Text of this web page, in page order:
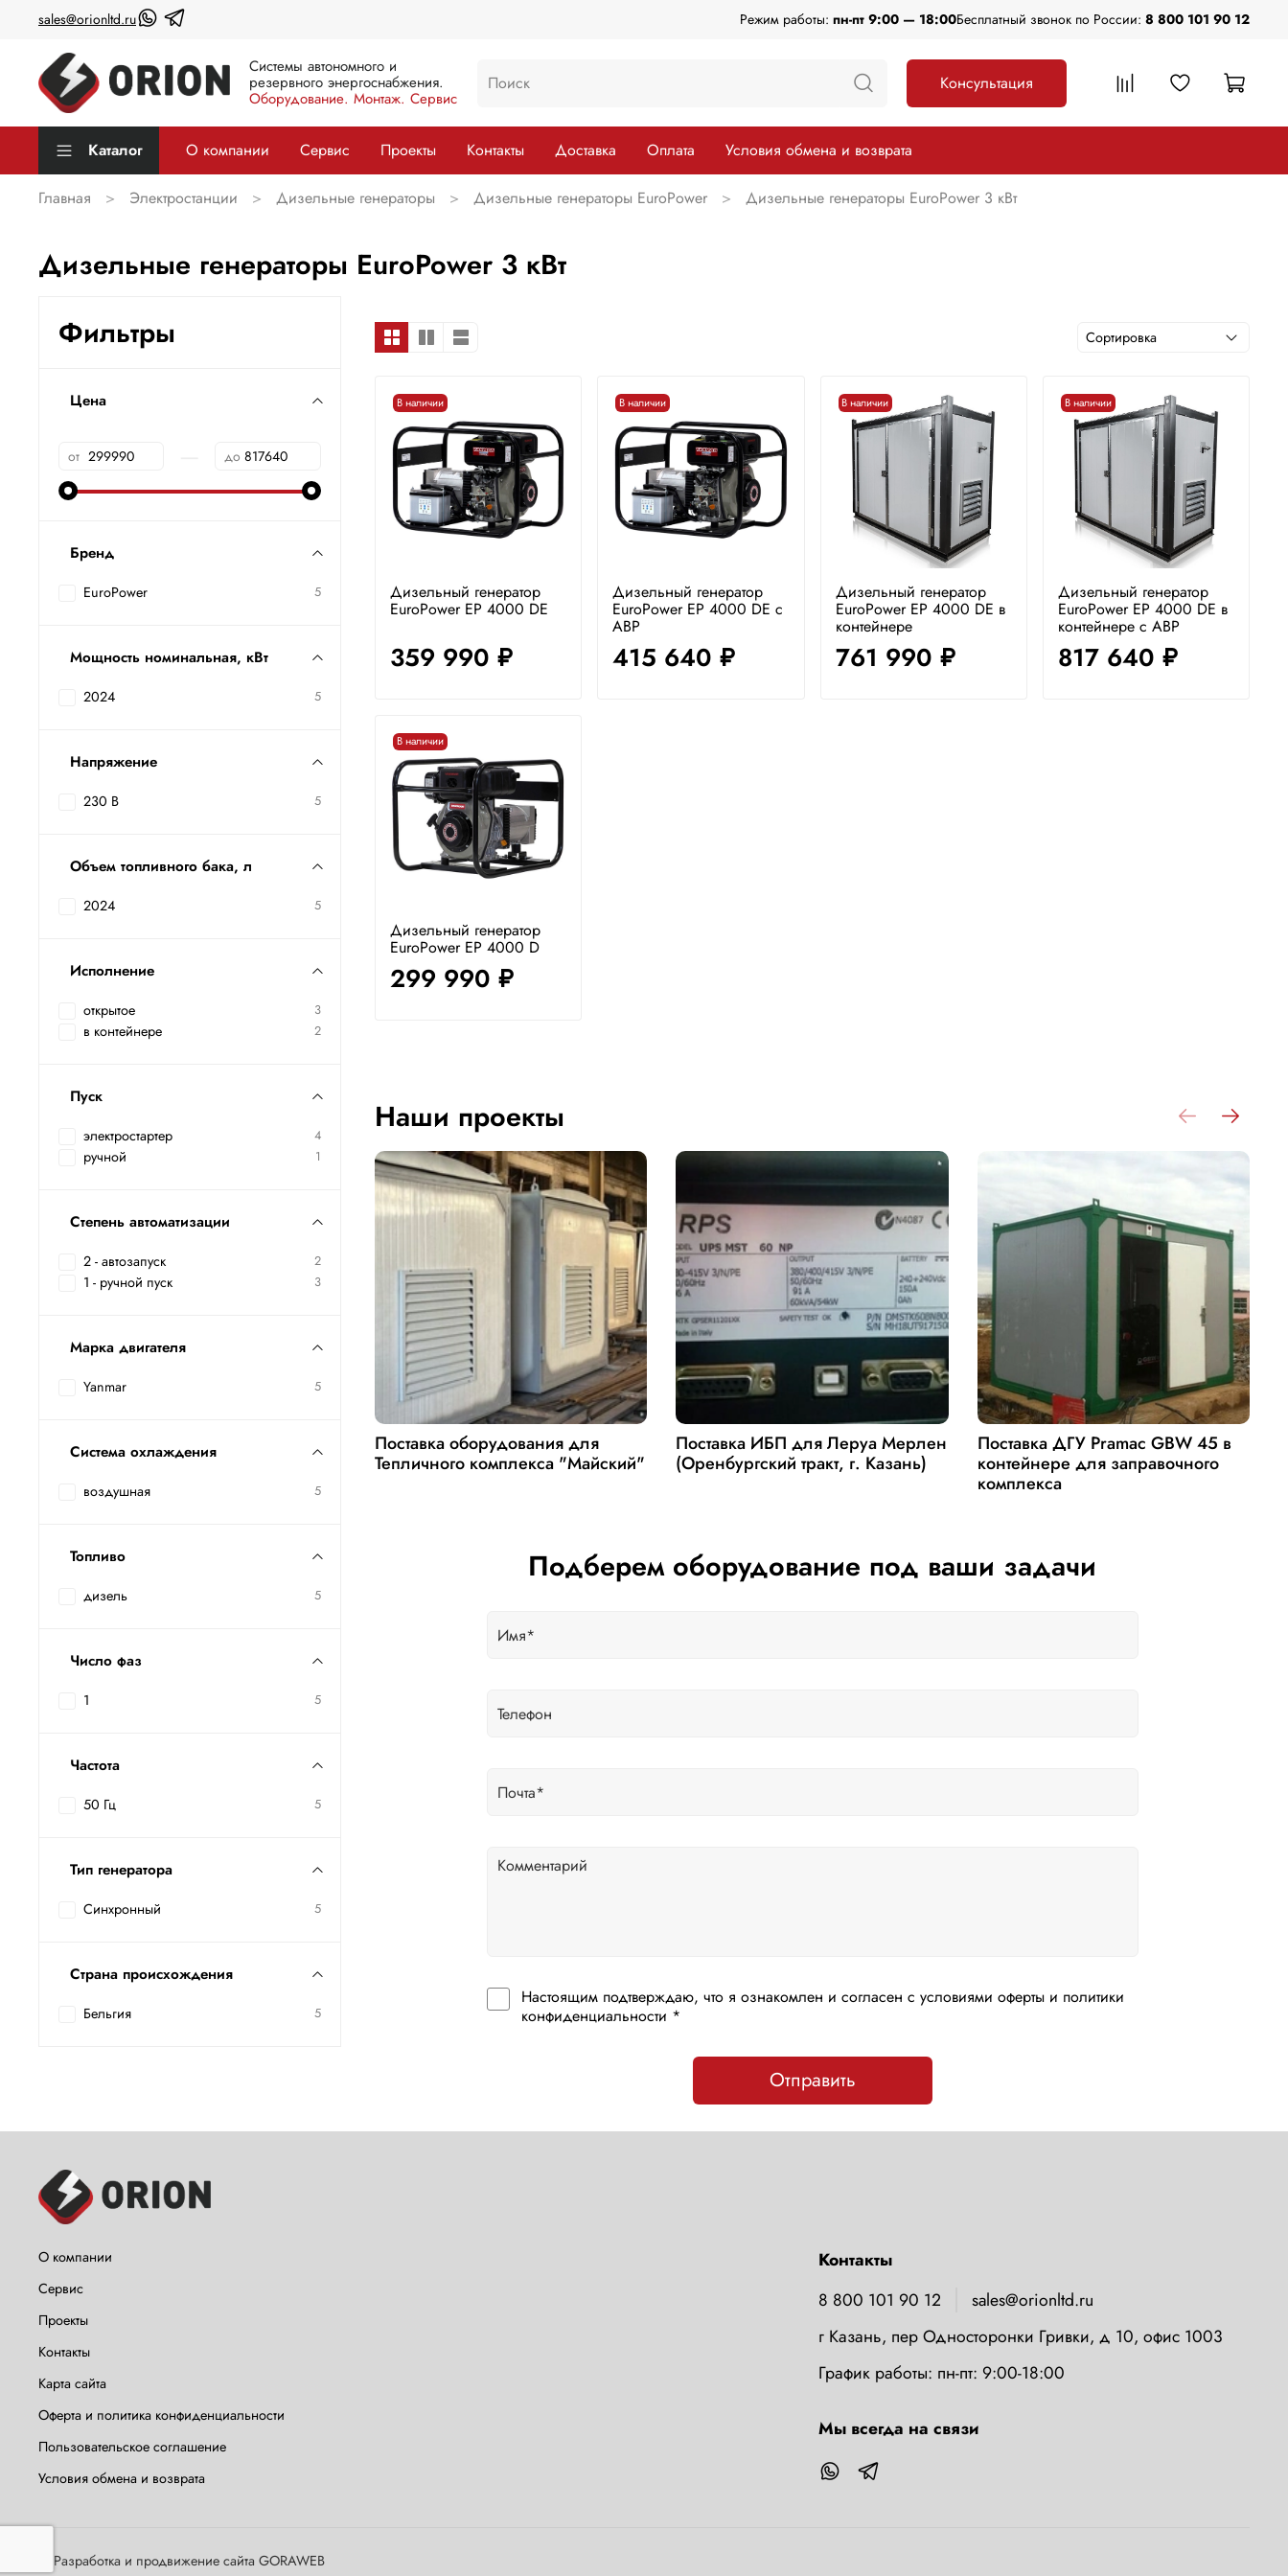
sales@orionltd.ru Режим работы: пн-пт 9:00 — 18:00Бесплатный звонок по России: 8 800 101 90 12
Системы автономного и
резервного энергоснабжения.
Оборудование. Монтаж. Сервис
Консультация
Каталог О компании Сервис Проекты Контакты Доставка Оплата Условия обмена и возврата
Главная Электростанции Дизельные генераторы Дизельные генераторы EuroPower Дизельные генераторы EuroPower 3 кВт
Дизельные генераторы EuroPower 3 кВт
В наличии
Дизельный генератор
EuroPower EP 4000 DE
359 990 руб.
В наличии
Дизельный генератор
EuroPower EP 4000 DE с
АВР
415 640 руб.
В наличии
Дизельный генератор
EuroPower EP 4000 DE в
контейнере
761 990 руб.
В наличии
Дизельный генератор
EuroPower EP 4000 DE в
контейнере с АВР
817 640 руб.
В наличии
Дизельный генератор
EuroPower EP 4000 D
299 990 руб.
Наши проекты
Поставка оборудования для
Тепличного комплекса "Майский"
Поставка ИБП для Леруа Мерлен
(Оренбургский тракт, г. Казань)
Поставка ДГУ Pramac GBW 45 в
контейнере для заправочного
комплекса
Подберем оборудование под ваши задачи
Настоящим подтверждаю, что я ознакомлен и согласен с условиями оферты и политики
конфиденциальности *
Отправить
Фильтры
Цена
от до
Бренд
EuroPower 5
Мощность номинальная, кВт
2024 5
Напряжение
230 В 5
Объем топливного бака, л
2024 5
Исполнение
открытое 3
в контейнере 2
Пуск
электростартер 4
ручной 1
Степень автоматизации
2 - автозапуск 2
1 - ручной пуск 3
Марка двигателя
Yanmar 5
Система охлаждения
воздушная 5
Топливо
дизель 5
Число фаз
1 5
Частота
50 Гц 5
Тип генератора
Синхронный 5
Страна происхождения
Бельгия 5
О компании
Сервис
Проекты
Контакты
Карта сайта
Оферта и политика конфиденциальности
Пользовательское соглашение
Условия обмена и возврата
Контакты
8 800 101 90 12
sales@orionltd.ru
г Казань, пер Односторонки Гривки, д 10, офис 1003
График работы: пн-пт: 9:00-18:00
Мы всегда на связи
Разработка и продвижение сайта GORAWEB